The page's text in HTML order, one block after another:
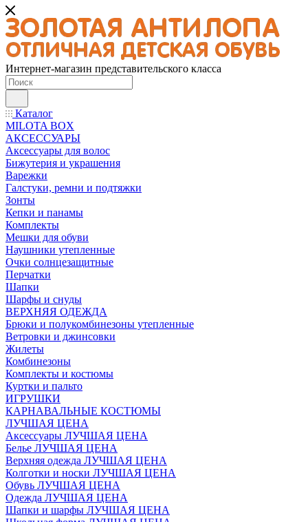
Интернет-магазин представительского класса
Каталог
MILOTA BOX
АКСЕССУАРЫ
Аксессуары для волос
Бижутерия и украшения
Варежки
Галстуки, ремни и подтяжки
Зонты
Кепки и панамы
Комплекты
Мешки для обуви
Наушники утепленные
Очки солнцезащитные
Перчатки
Шапки
Шарфы и снуды
ВЕРХНЯЯ ОДЕЖДА
Брюки и полукомбинезоны утепленные
Ветровки и джинсовки
Жилеты
Комбинезоны
Комплекты и костюмы
Куртки и пальто
ИГРУШКИ
КАРНАВАЛЬНЫЕ КОСТЮМЫ
ЛУЧШАЯ ЦЕНА
Аксессуары ЛУЧШАЯ ЦЕНА
Белье ЛУЧШАЯ ЦЕНА
Верхняя одежда ЛУЧШАЯ ЦЕНА
Колготки и носки ЛУЧШАЯ ЦЕНА
Обувь ЛУЧШАЯ ЦЕНА
Одежда ЛУЧШАЯ ЦЕНА
Шапки и шарфы ЛУЧШАЯ ЦЕНА